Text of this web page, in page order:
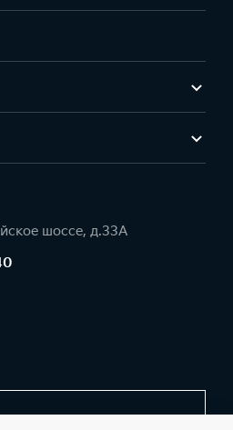
шоссе, д.33А
звонок